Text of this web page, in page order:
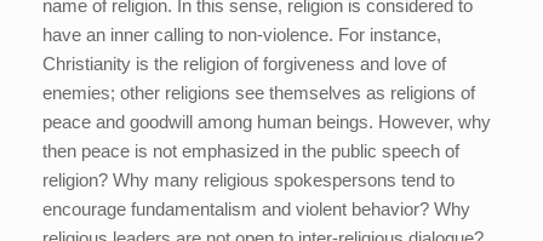
name of religion. In this sense, religion is considered to
have an inner calling to non-violence. For instance,
Christianity is the religion of forgiveness and love of
enemies; other religions see themselves as religions of
peace and goodwill among human beings. However, why
then peace is not emphasized in the public speech of
religion? Why many religious spokespersons tend to
encourage fundamentalism and violent behavior? Why